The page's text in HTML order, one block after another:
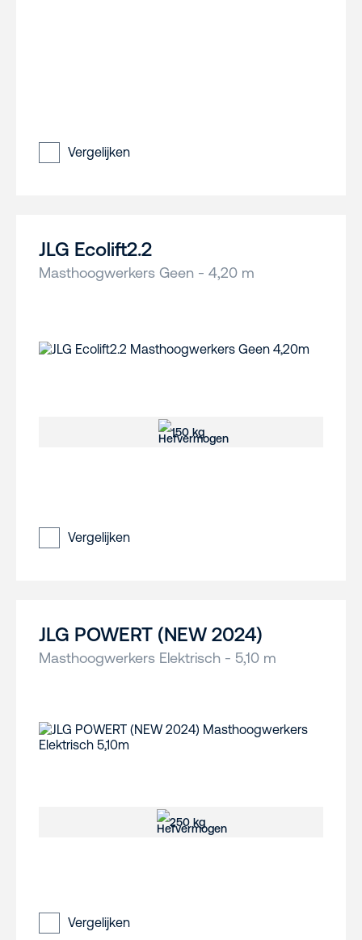
Vergelijken
JLG Ecolift2.2
Masthoogwerkers Geen - 4,20 m
150 kg
Vergelijken
JLG POWERT (NEW 2024)
Masthoogwerkers Elektrisch - 5,10 m
250 kg
Vergelijken